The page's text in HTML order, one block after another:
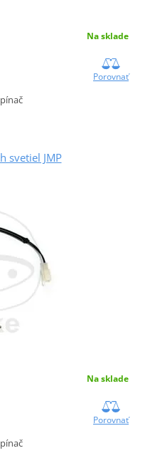
Na sklade
Porovnať
svetiel JMP
Na sklade
Porovnať